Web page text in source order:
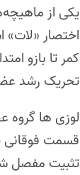
یکی از
اختصار
کمر تا بازو
تحریک رشد
لوزی ها گروه
قسمت فوقانی
تثبیت مفصل